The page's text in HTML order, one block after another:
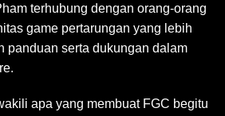
terhubung dengan orang-orang
game pertarungan yang lebih
panduan serta dukungan dalam
apa yang membuat FGC begitu